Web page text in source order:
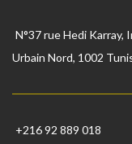
N°37 rue Hedi Karray,
Urbain Nord, 1002
+216 92 889 018